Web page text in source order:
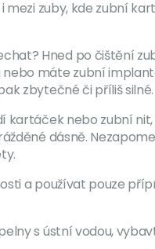
zuby, kde zubní
Hned po čištění
máte zubní
zbytečné či příliš silné.
kartáček nebo zubní
dásně.
a používat pouze
s ústní vodou,